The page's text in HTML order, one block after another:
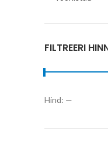
FILTREERI
Hind: —